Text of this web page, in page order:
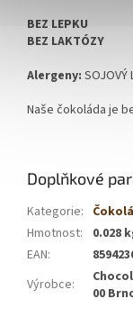
BEZ LEPKU
BEZ LAKTÓZY
Alergeny: SOJOVÝ
Naše čokoláda je
Doplňkové
Kategorie:
Hmotnost:
0.028
EAN:
Výrobce:
00